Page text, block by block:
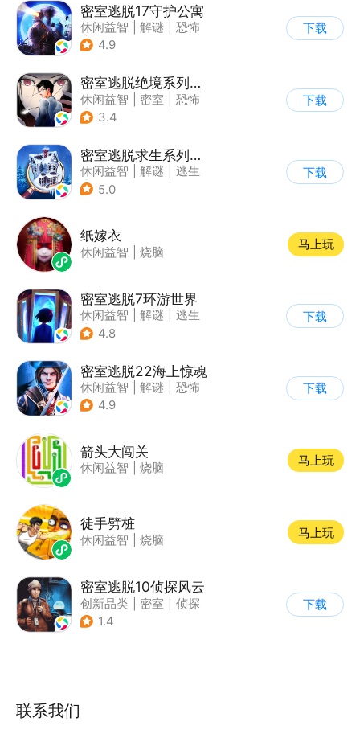
密室逃脱17守护公寓
休闲益智 解谜
恐怖
| 密室逃脱
4.9
下载
密室逃脱绝境系列9无人医院
休闲益智 密室
恐怖
| 密室逃脱
3.4
下载
密室逃脱求生系列2极限密探
休闲益智 解谜
逃生
| 密室逃脱
5.0
下载
纸嫁衣
休闲益智 烧脑
马上玩
密室逃脱7环游世界
休闲益智 解谜
逃生
| 密室逃脱
4.8
下载
密室逃脱22海上惊魂
休闲益智 解谜
恐怖
| 密室逃脱
4.9
下载
箭头大闯关
休闲益智 烧脑
马上玩
徒手劈桩
休闲益智 烧脑
马上玩
密室逃脱10侦探风云
创新品类 密室
侦探
| 密室逃脱
1.4
下载
联系我们